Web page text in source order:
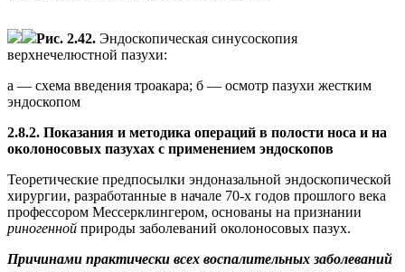
Рис. 2.42. Эндоскопическая синусоскопия
верхнечелюстной пазухи:
а — схема введения троакара; б — осмотр пазухи жестким
эндоскопом
2.8.2. Показания и методика операций в полости носа и на
околоносовых пазухах с применением эндоскопов
Теоретические предпосылки эндоназальной эндоскопической
хирургии, разработанные в начале 70-х годов прошлого века
профессором Мессерклингером, основаны на признании
риногенной природы заболеваний околоносовых пазух.
Причинами практически всех воспалительных заболеваний